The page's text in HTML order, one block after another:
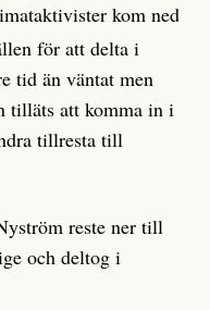
kom ned
för att delta i
tid än väntat men
tilläts att komma in i
tillresta till
reste ner till
och deltog i